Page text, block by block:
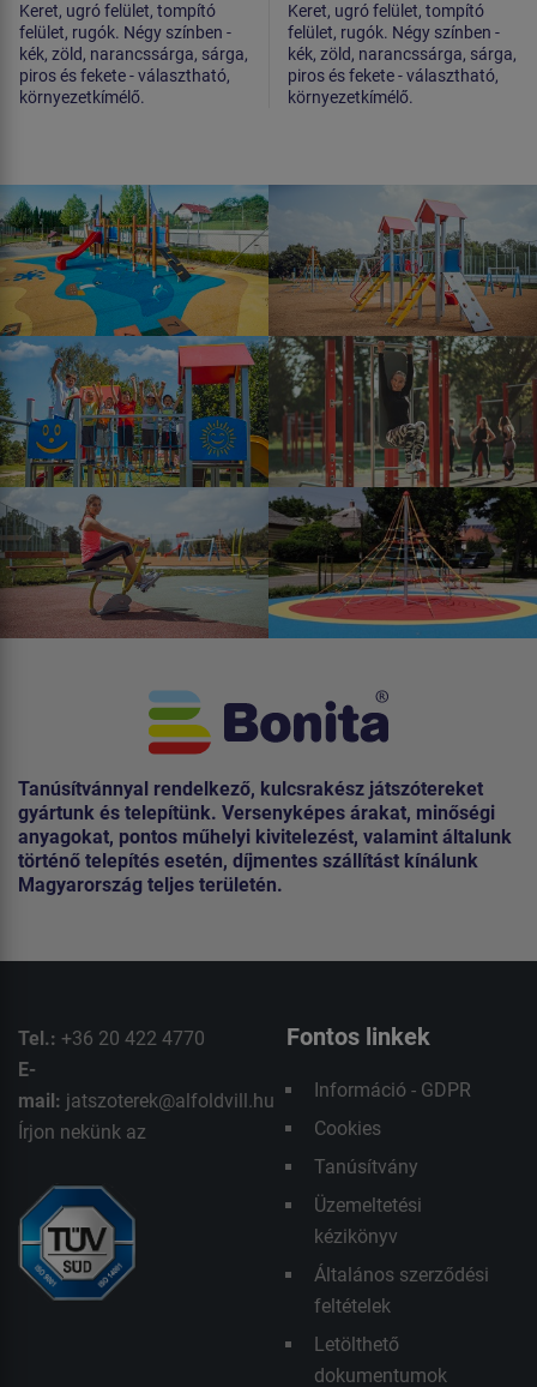
Keret, ugró felület, tompító
felület, rugók. Négy színben -
kék, zöld, narancssárga, sárga,
piros és fekete - választható,
környezetkímélő.
Keret, ugró felület, tompító
felület, rugók. Négy színben -
kék, zöld, narancssárga, sárga,
piros és fekete - választható,
környezetkímélő.
Tanúsítvánnyal rendelkező, kulcsrakész játszótereket
gyártunk és telepítünk. Versenyképes árakat, minőségi
anyagokat, pontos műhelyi kivitelezést, valamint általunk
történő telepítés esetén, díjmentes szállítást kínálunk
Magyarország teljes területén.
Tel.: +36 20 422 4770
E-
mail: jatszoterek@alfoldvill.hu
Írjon nekünk az
Fontos linkek
Információ - GDPR
Cookies
Tanúsítvány
Üzemeltetési
kézikönyv
Általános szerződési
feltételek
Letölthető
dokumentumok